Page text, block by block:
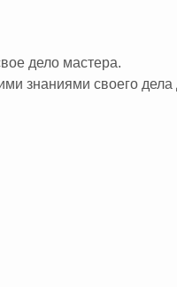
Очень добросовестные грамотные ,знающие свое дело мастера.
знаниями своего